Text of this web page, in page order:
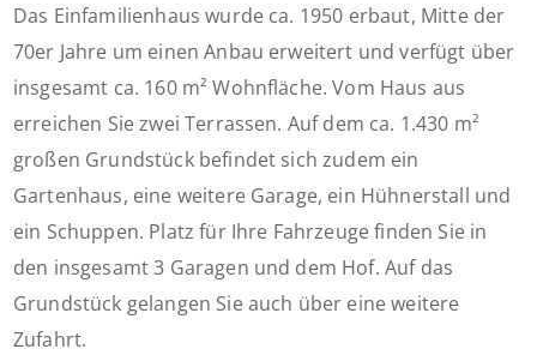
Das Einfamilienhaus wurde ca. 1950 erbaut, Mitte der
70er Jahre um einen Anbau erweitert und verfügt über
insgesamt ca. 160 m² Wohnfläche. Vom Haus aus
erreichen Sie zwei Terrassen. Auf dem ca. 1.430 m²
großen Grundstück befindet sich zudem ein
Gartenhaus, eine weitere Garage, ein Hühnerstall und
ein Schuppen. Platz für Ihre Fahrzeuge finden Sie in
den insgesamt 3 Garagen und dem Hof. Auf das
Grundstück gelangen Sie auch über eine weitere
Zufahrt.